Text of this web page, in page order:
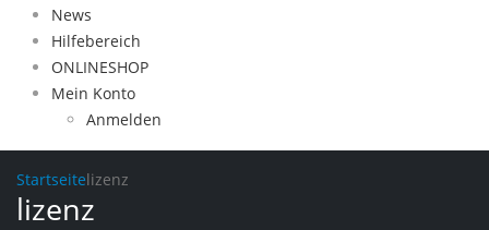
News
Hilfebereich
ONLINESHOP
Mein Konto
Anmelden
Startseitelizenz
lizenz